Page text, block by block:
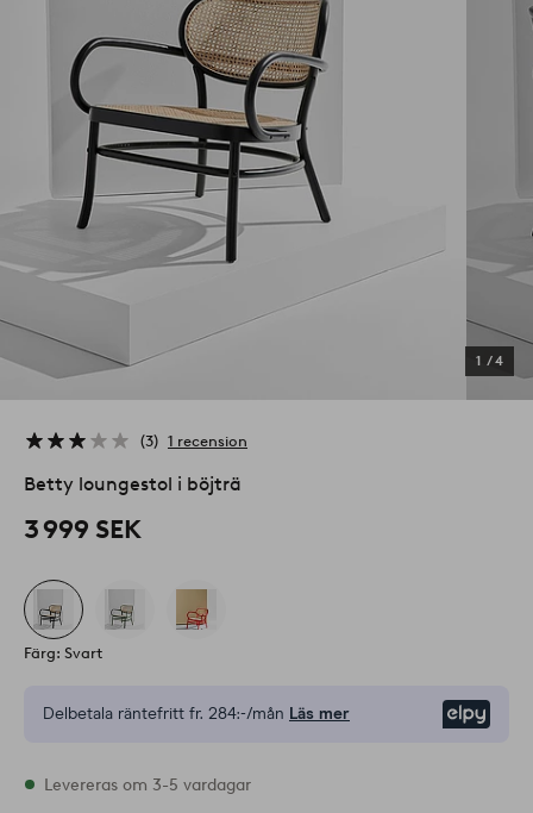
1 /4
3 1 recension
Betty loungestol i böjträ
3 999 SEK
Färg: Svart
Delbetala räntefritt fr. 284:-/mån Läs mer
I lager
Levereras om 3-5 vardagar